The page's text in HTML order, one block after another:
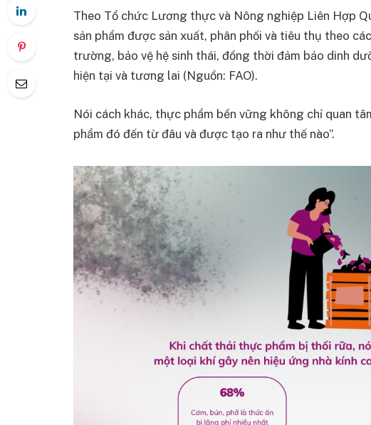
Theo Tổ chức Lương thực và Nông nghiệp Liên Hợp
sản phẩm được sản xuất, phân phối và tiêu thụ theo
trường, bảo vệ hệ sinh thái, đồng thời đảm bảo dinh
hiện tại và tương lai (Nguồn: FAO).
Nói cách khác, thực phẩm bền vững không chỉ quan
phẩm đó đến từ đâu và được tạo ra như thế nào”.